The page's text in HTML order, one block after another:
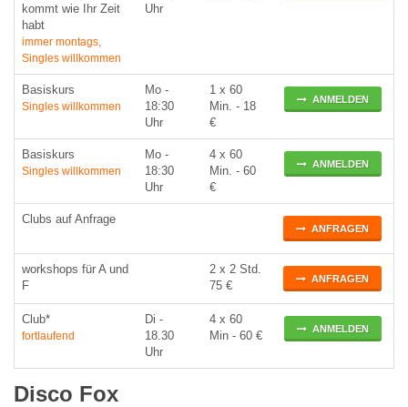
kommt wie Ihr Zeit
habt
immer montags,
Singles willkommen
Uhr
Basiskurs
Singles willkommen
Mo -
18:30
Uhr
1 x 60
Min. - 18
€
ANMELDEN
Basiskurs
Singles willkommen
Mo -
18:30
Uhr
4 x 60
Min. - 60
€
ANMELDEN
Clubs auf Anfrage
ANFRAGEN
workshops für A und
F
2 x 2 Std.
75 €
ANFRAGEN
Club*
fortlaufend
Di -
18.30
Uhr
4 x 60
Min - 60 €
ANMELDEN
Disco Fox